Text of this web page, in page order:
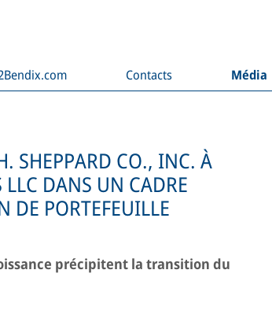
Contacts Média
SHEPPARD CO., INC. À
DANS UN CADRE
DE PORTEFEUILLE
précipitent la transition du